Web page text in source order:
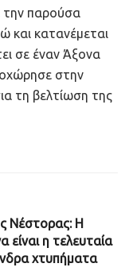
την παρούσα
και κατανέμεται
σε έναν Άξονα
στην
τη βελτίωση της
Νέστορας: Η
είναι η τελευταία
χτυπήματα